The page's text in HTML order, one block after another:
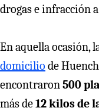
drogas e infracción
En aquella ocasión,
domicilio de
encontraron500
más de12 kilos de